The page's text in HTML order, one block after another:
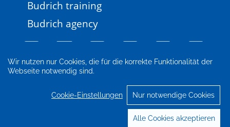
Wir nutzen nur Cookies, die für die korrekte Funktionalität der
Webseite notwendig sind.
Cookie-Einstellungen Nur notwendige Cookies
Alle Cookies akzeptieren
Budrich training
Budrich agency
Impressum
Datenschutz
Cookie-Einstellungen
© 2026 Verlag Barbara Budrich